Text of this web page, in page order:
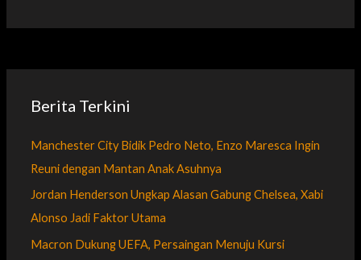
Berita Terkini
Manchester City Bidik Pedro Neto, Enzo Maresca Ingin
Reuni dengan Mantan Anak Asuhnya
Jordan Henderson Ungkap Alasan Gabung Chelsea, Xabi
Alonso Jadi Faktor Utama
Macron Dukung UEFA, Persaingan Menuju Kursi